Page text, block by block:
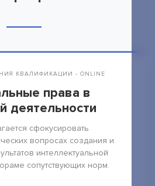
КВАЛИФИКАЦИИ - ONLINE
права в
деятельности
сфокусировать
вопросах создания и
интеллектуальной
сопутствующих норм.